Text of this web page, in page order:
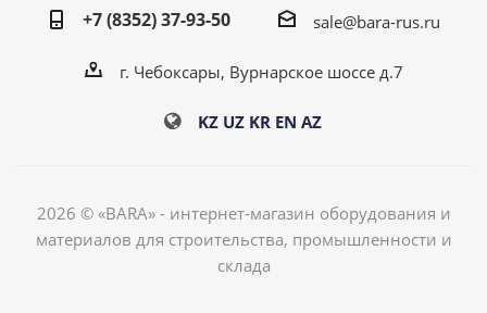
+7 (8352) 37-93-50 sale@bara-rus.ru
г. Чебоксары, Вурнарское шоссе д.7
KZ UZ KR EN AZ
2026 © «BARA» - интернет-магазин оборудования и
материалов для строительства, промышленности и
склада